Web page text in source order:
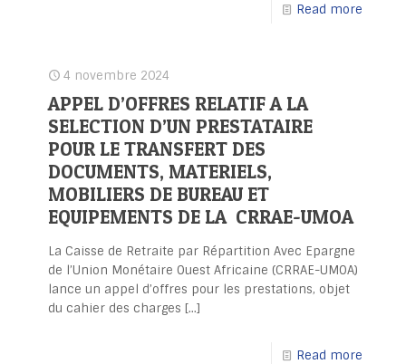
Read more
4 novembre 2024
APPEL D’OFFRES RELATIF A LA
SELECTION D’UN PRESTATAIRE
POUR LE TRANSFERT DES
DOCUMENTS, MATERIELS,
MOBILIERS DE BUREAU ET
EQUIPEMENTS DE LA CRRAE-UMOA
La Caisse de Retraite par Répartition Avec Epargne
de l’Union Monétaire Ouest Africaine (CRRAE-UMOA)
lance un appel d’offres pour les prestations, objet
du cahier des charges […]
Read more